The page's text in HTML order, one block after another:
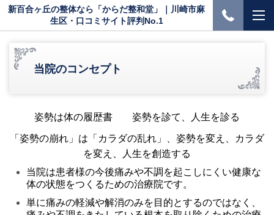
新百合ヶ丘の整体なら「からだ整和堂」｜川崎市麻
生区・口コミサイト評判No.1
当院のコンセプト
姿勢は体の履歴書 姿勢を診て、人生を診る
「姿勢の崩れ」は「カラダの乱れ」、姿勢を変え、カラダ
を変え、人生を創造する
当院は患者様の今後痛みや不調を起こしにくい健康な
体の状態をつくるための治療院です。
単に痛みの軽減や解消のみを目的とするのではなく、